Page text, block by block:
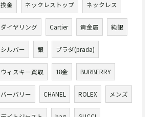
換金 ネックレストップ ネックレス
ダイヤリング Cartier 貴金属 純銀
シルバー 銀 プラダ(prada)
ウィスキー買取 18金 BURBERRY
バーバリー CHANEL ROLEX メンズ